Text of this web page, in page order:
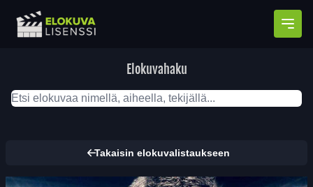
Elokuvahaku
Takaisin elokuvalistaukseen